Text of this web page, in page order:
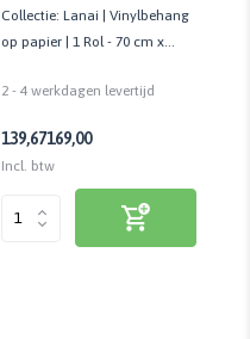
Collectie: Lanai | Vinylbehang
op papier | 1 Rol - 70 cm x
2 - 4 werkdagen levertijd
139,67169,00
Incl. btw